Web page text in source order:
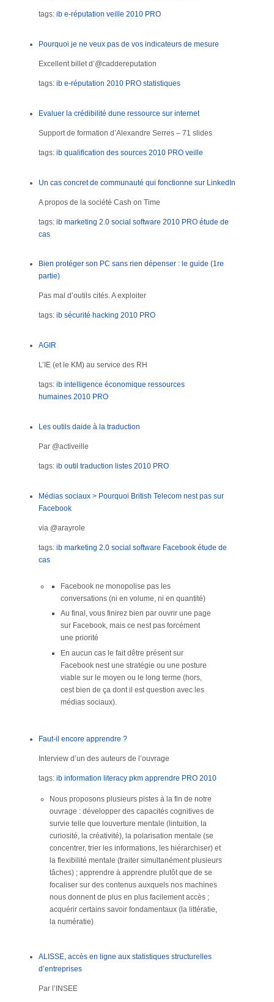
tags: ib e-réputation veille 2010 PRO
Pourquoi je ne veux pas de vos indicateurs de mesure
Excellent billet d’@caddereputation
tags: ib e-réputation 2010 PRO statistiques
Evaluer la crédibilité dune ressource sur internet
Support de formation d’Alexandre Serres – 71 slides
tags: ib qualification des sources 2010 PRO veille
Un cas concret de communauté qui fonctionne sur LinkedIn
A propos de la société Cash on Time
tags: ib marketing 2.0 social software 2010 PRO étude de
cas
Bien protéger son PC sans rien dépenser : le guide (1re
partie)
Pas mal d’outils cités. A exploiter
tags: ib sécurité hacking 2010 PRO
AGIR
L’IE (et le KM) au service des RH
tags: ib intelligence économique ressources
humaines 2010 PRO
Les outils daide à la traduction
Par @activeille
tags: ib outil traduction listes 2010 PRO
Médias sociaux > Pourquoi British Telecom nest pas sur
Facebook
via @arayrole
tags: ib marketing 2.0 social software Facebook étude de
cas
Facebook ne monopolise pas les
conversations (ni en volume, ni en quantité)
Au final, vous finirez bien par ouvrir une page
sur Facebook, mais ce nest pas forcément
une priorité
En aucun cas le fait dêtre présent sur
Facebook nest une stratégie ou une posture
viable sur le moyen ou le long terme (hors,
cest bien de ça dont il est question avec les
médias sociaux).
Faut-il encore apprendre ?
Interview d’un des auteurs de l’ouvrage
tags: ib information literacy pkm apprendre PRO 2010
Nous proposons plusieurs pistes à la fin de notre
ouvrage : développer des capacités cognitives de
survie telle que louverture mentale (lintuition, la
curiosité, la créativité), la polarisation mentale (se
concentrer, trier les informations, les hiérarchiser) et
la flexibilité mentale (traiter simultanément plusieurs
tâches) ; apprendre à apprendre plutôt que de se
focaliser sur des contenus auxquels nos machines
nous donnent de plus en plus facilement accès ;
acquérir certains savoir fondamentaux (la littératie,
la numératie)
ALISSE, accès en ligne aux statistiques structurelles
d’entreprises
Par l’INSEE